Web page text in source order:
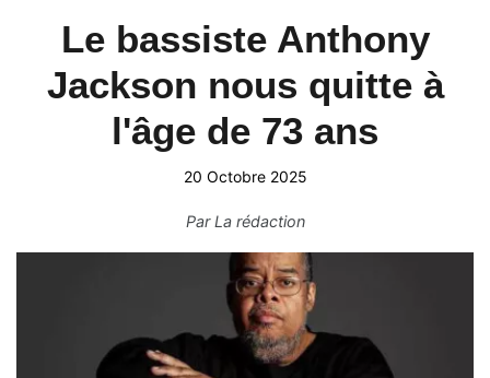
Le bassiste Anthony
Jackson nous quitte à
l'âge de 73 ans
20 Octobre 2025
ParLa rédaction